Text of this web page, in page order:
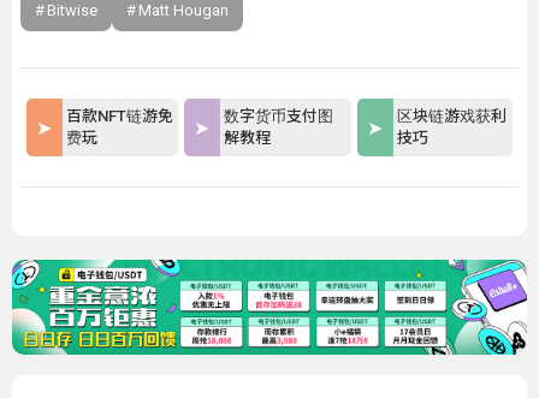
Bitwise Matt Hougan
百款NFT链游免
费玩
数字货币支付图
解教程
区块链游戏获利
技巧